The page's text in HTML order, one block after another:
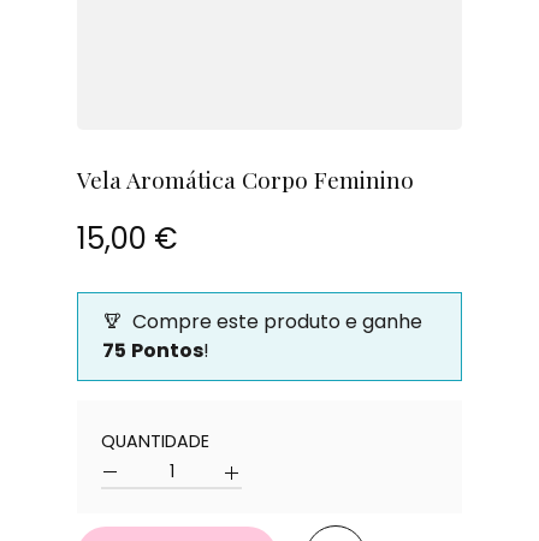
Vela Aromática Corpo Feminino
15,00 €
Compre este produto e ganhe
75 Pontos!
Quantidade
QUANTIDADE